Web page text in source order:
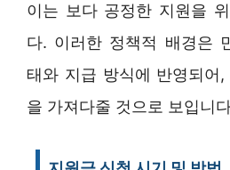
이는 보다 공정한 지원을
다. 이러한 정책적 배경은
태와 지급 방식에 반영되어
을 가져다줄 것으로 보입니